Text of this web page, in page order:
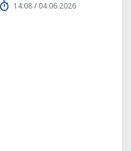
14:08 / 04.06.2026